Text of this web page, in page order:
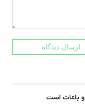
ارسال دیدگاه
باغات است